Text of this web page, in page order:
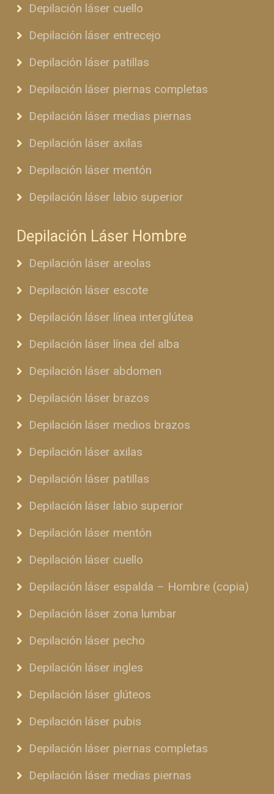
Depilación láser cuello
Depilación láser entrecejo
Depilación láser patillas
Depilación láser piernas completas
Depilación láser medias piernas
Depilación láser axilas
Depilación láser mentón
Depilación láser labio superior
Depilación Láser Hombre
Depilación láser areolas
Depilación láser escote
Depilación láser línea interglútea
Depilación láser línea del alba
Depilación láser abdomen
Depilación láser brazos
Depilación láser medios brazos
Depilación láser axilas
Depilación láser patillas
Depilación láser labio superior
Depilación láser mentón
Depilación láser cuello
Depilación láser espalda – Hombre (copia)
Depilación láser zona lumbar
Depilación láser pecho
Depilación láser ingles
Depilación láser glúteos
Depilación láser pubis
Depilación láser piernas completas
Depilación láser medias piernas